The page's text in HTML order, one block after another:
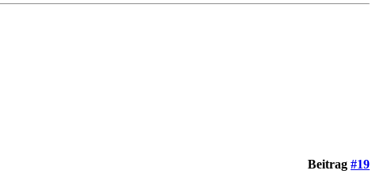
Beitrag #19